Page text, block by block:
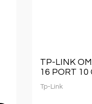
TP-LINK
16 PORT 10
CONSOLE
Tp-Link